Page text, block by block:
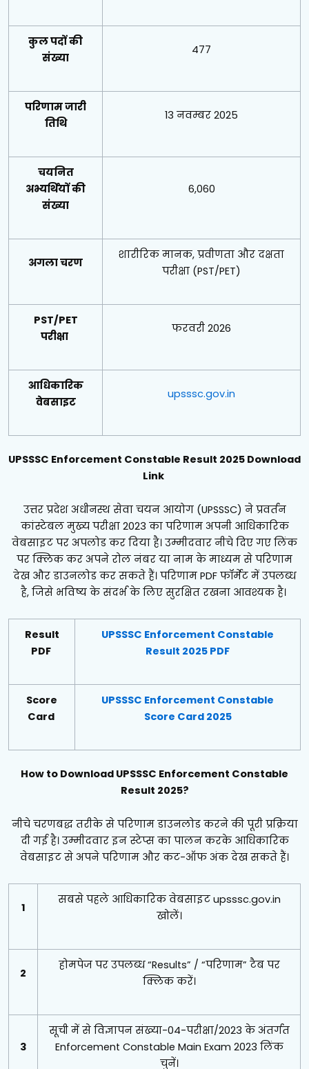
कुल पदों की
संख्या
477
परिणाम जारी
तिथि
13 नवम्बर 2025
चयनित
अभ्यर्थियों की
संख्या
6,060
अगला चरण
शारीरिक मानक, प्रवीणता और दक्षता
परीक्षा (PST/PET)
PST/PET
परीक्षा
फरवरी 2026
आधिकारिक
वेबसाइट
upsssc.gov.in
UPSSSC Enforcement Constable Result 2025 Download
Link
उत्तर प्रदेश अधीनस्थ सेवा चयन आयोग (UPSSSC) ने प्रवर्तन
कांस्टेबल मुख्य परीक्षा 2023 का परिणाम अपनी आधिकारिक
वेबसाइट पर अपलोड कर दिया है। उम्मीदवार नीचे दिए गए लिंक
पर क्लिक कर अपने रोल नंबर या नाम के माध्यम से परिणाम
देख और डाउनलोड कर सकते हैं। परिणाम PDF फॉर्मेट में उपलब्ध
है, जिसे भविष्य के संदर्भ के लिए सुरक्षित रखना आवश्यक है।
Result
PDF
UPSSSC Enforcement Constable
Result 2025 PDF
Score
Card
UPSSSC Enforcement Constable
Score Card 2025
How to Download UPSSSC Enforcement Constable
Result 2025?
नीचे चरणबद्ध तरीके से परिणाम डाउनलोड करने की पूरी प्रक्रिया
दी गई है। उम्मीदवार इन स्टेप्स का पालन करके आधिकारिक
वेबसाइट से अपने परिणाम और कट-ऑफ अंक देख सकते हैं।
1
सबसे पहले आधिकारिक वेबसाइट upsssc.gov.in
खोलें।
2
होमपेज पर उपलब्ध “Results” / “परिणाम” टैब पर
क्लिक करें।
3
सूची में से विज्ञापन संख्या-04-परीक्षा/2023 के अंतर्गत
Enforcement Constable Main Exam 2023 लिंक
चुनें।